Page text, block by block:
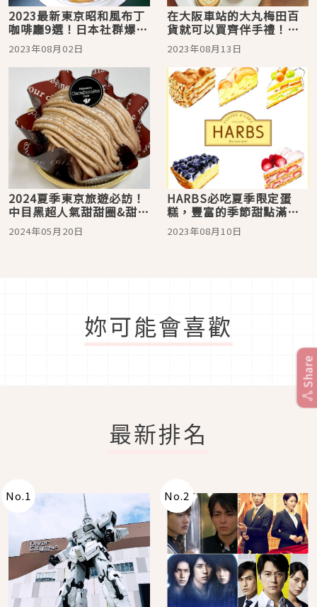
2023最新東京昭和風布丁
咖啡廳9選！日本社群爆紅
甜點，布丁控必見
2023年08月02日
在大阪車站的大丸梅田百
貨就可以買齊伴手禮！
2023年夏天日本超人氣甜
點攻略
2023年08月13日
2024夏季東京旅遊必訪！
中目黑超人氣甜甜圈&甜點
店推薦7選
2024年05月20日
HARBS必吃夏季限定蛋
糕，豐富的季節甜點滿足
你的味蕾！
2023年08月10日
妳可能會喜歡
最新排名
No.1 No.2
Share